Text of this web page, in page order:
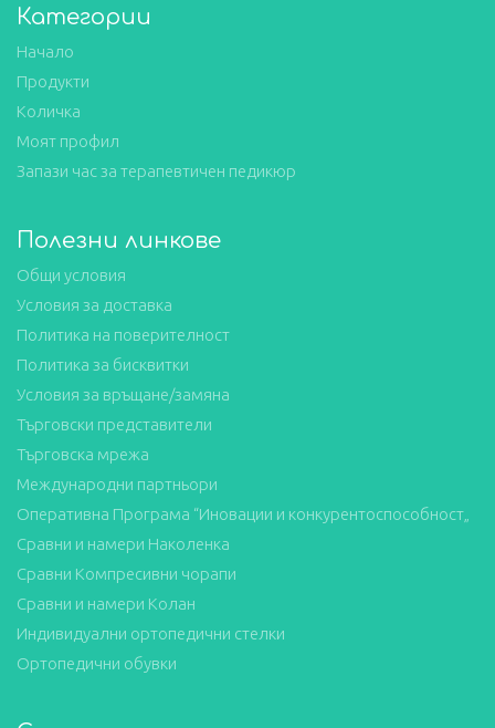
Категории
Начало
Продукти
Количка
Моят профил
Запази час за терапевтичен педикюр
Полезни линкове
Общи условия
Условия за доставка
Политика на поверителност
Политика за бисквитки
Условия за връщане/замяна
Търговски представители
Търговска мрежа
Международни партньори
Оперативна Програма “Иновации и конкурентоспособност„
Сравни и намери Наколенка
Сравни Компресивни чорапи
Сравни и намери Колан
Индивидуални ортопедични стелки
Ортопедични обувки